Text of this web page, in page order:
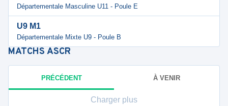
Départementale Masculine U11 - Poule E
U9 M1
Départementale Mixte U9 - Poule B
MATCHS ASCR
PRÉCÉDENT À VENIR
Charger plus